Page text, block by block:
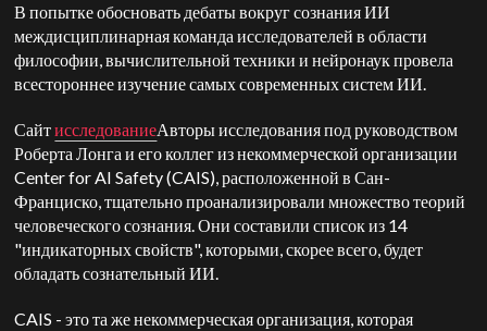
В попытке обосновать дебаты вокруг сознания ИИ
междисциплинарная команда исследователей в области
философии, вычислительной техники и нейронаук провела
всестороннее изучение самых современных систем ИИ.
СайтисследованиеАвторы исследования под руководством
Роберта Лонга и его коллег из некоммерческой организации
Center for AI Safety (CAIS), расположенной в Сан-
Франциско, тщательно проанализировали множество теорий
человеческого сознания. Они составили список из 14
"индикаторных свойств", которыми, скорее всего, будет
обладать сознательный ИИ.
CAIS - это та же некоммерческая организация, которая